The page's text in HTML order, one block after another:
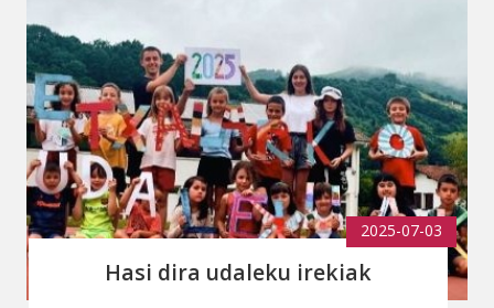
2025-07-03
Hasi dira udaleku irekiak